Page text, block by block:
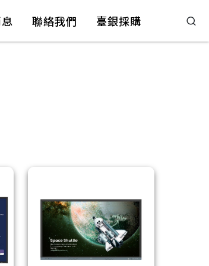
聯絡我們 臺銀採購